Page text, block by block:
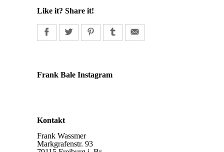
Like it? Share it!
Frank Bale Instagram
Kontakt
Frank Wassmer
Markgrafenstr. 93